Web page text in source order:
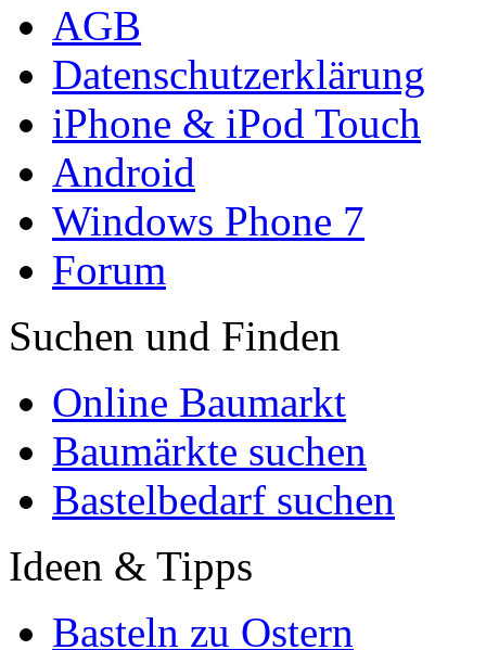
AGB
Datenschutzerklärung
iPhone & iPod Touch
Android
Windows Phone 7
Forum
Suchen und Finden
Online Baumarkt
Baumärkte suchen
Bastelbedarf suchen
Ideen & Tipps
Basteln zu Ostern